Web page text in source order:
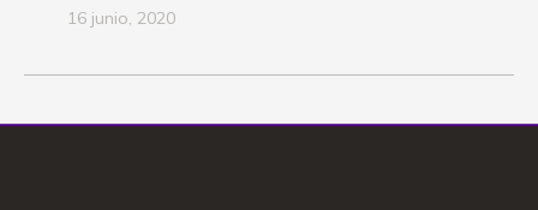
16 junio, 2020